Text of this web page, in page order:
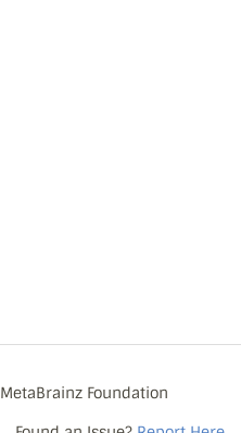
MetaBrainz Foundation